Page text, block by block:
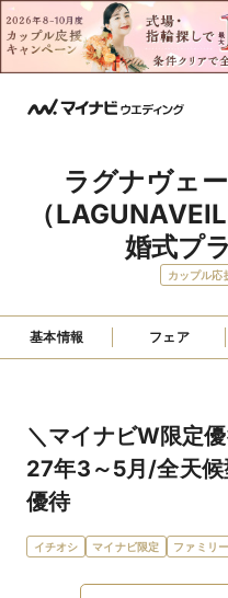
ラグナヴェ
（
婚式プ
カップル応
基本情報 フェア
＼マイナビW限定
27年3～5月/全天
優待
イチオシ マイナビ限定 ファミリ